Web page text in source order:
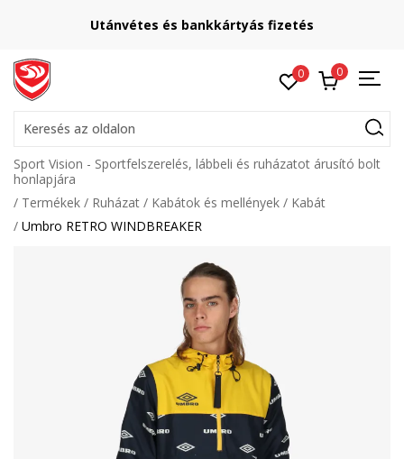
Utánvétes és bankkártyás fizetés
0 0
Keresés az oldalon
Sport Vision - Sportfelszerelés, lábbeli és ruházatot árusító bolt
honlapjára
Termékek
Ruházat Kabátok és mellények
Kabát
Umbro RETRO WINDBREAKER